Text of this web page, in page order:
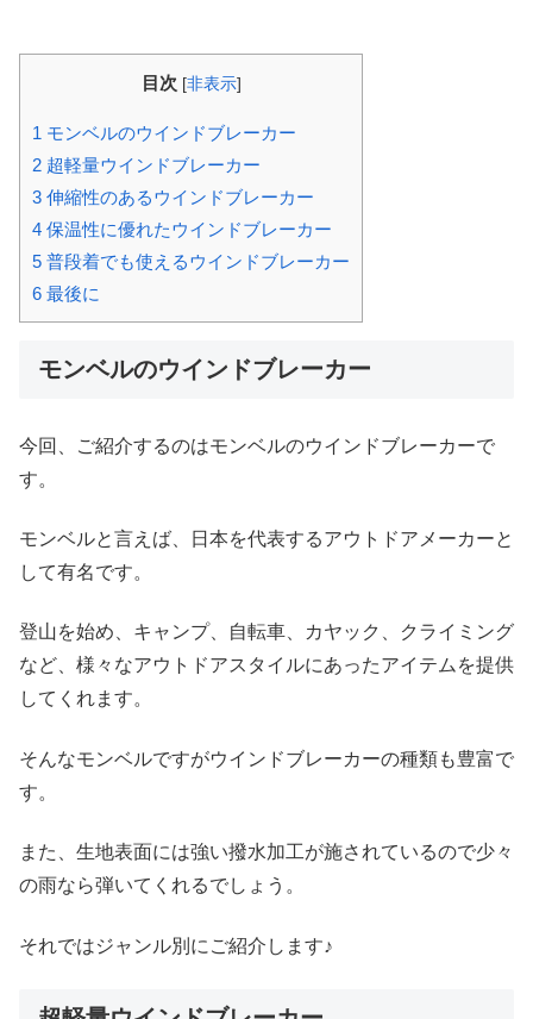
目次 [非表示]
1 モンベルのウインドブレーカー
2 超軽量ウインドブレーカー
3 伸縮性のあるウインドブレーカー
4 保温性に優れたウインドブレーカー
5 普段着でも使えるウインドブレーカー
6 最後に
モンベルのウインドブレーカー
今回、ご紹介するのはモンベルのウインドブレーカーで
す。
モンベルと言えば、日本を代表するアウトドアメーカーと
して有名です。
登山を始め、キャンプ、自転車、カヤック、クライミング
など、様々なアウトドアスタイルにあったアイテムを提供
してくれます。
そんなモンベルですがウインドブレーカーの種類も豊富で
す。
また、生地表面には強い撥水加工が施されているので少々
の雨なら弾いてくれるでしょう。
それではジャンル別にご紹介します♪